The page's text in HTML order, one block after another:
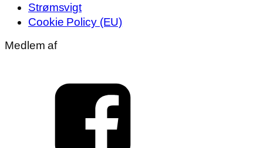
Strømsvigt
Cookie Policy (EU)
Medlem af